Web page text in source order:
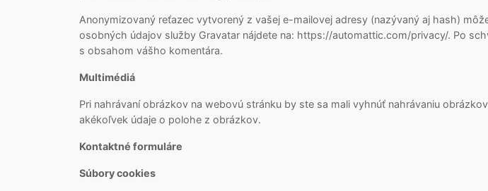
Anonymizovaný reťazec vytvorený z vašej e-mailovej adresy (nazývaný aj hash)
osobných údajov služby Gravatar nájdete na: https://automattic.com/privacy/. Po
s obsahom vášho komentára.
Multimédiá
Pri nahrávaní obrázkov na webovú stránku by ste sa mali vyhnúť nahrávaniu
akékoľvek údaje o polohe z obrázkov.
Kontaktné formuláre
Súbory cookies